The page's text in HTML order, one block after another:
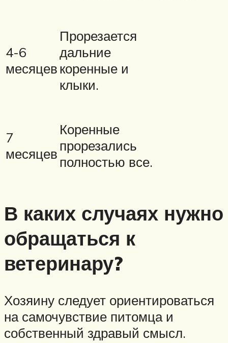
4-6
месяцев
Прорезается
дальние
коренные и
клыки.
7
месяцев
Коренные
прорезались
полностью все.
В каких случаях нужно
обращаться к
ветеринару?
Хозяину следует ориентироваться
на самочувствие питомца и
собственный здравый смысл.